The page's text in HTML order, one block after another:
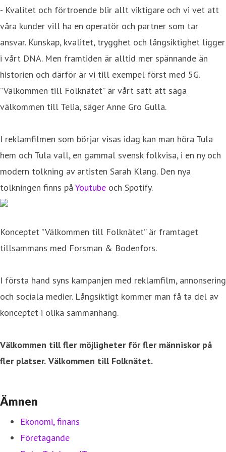
- Kvalitet och förtroende blir allt viktigare och vi vet att
våra kunder vill ha en operatör och partner som tar
ansvar. Kunskap, kvalitet, trygghet och långsiktighet ligger
i vårt DNA. Men framtiden är alltid mer spännande än
historien och därför är vi till exempel först med 5G.
”Välkommen till Folknätet” är vårt sätt att säga
välkommen till Telia, säger Anne Gro Gulla.
I reklamfilmen som börjar visas idag kan man höra Tula
hem och Tula vall, en gammal svensk folkvisa, i en ny och
modern tolkning av artisten Sarah Klang. Den nya
tolkningen finns på Youtube och Spotify.
Konceptet ”Välkommen till Folknätet” är framtaget
tillsammans med Forsman & Bodenfors.
I första hand syns kampanjen med reklamfilm, annonsering
och sociala medier. Långsiktigt kommer man få ta del av
konceptet i olika sammanhang.
Välkommen till fler möjligheter för fler människor på
fler platser. Välkommen till Folknätet.
Ämnen
Ekonomi, finans
Företagande